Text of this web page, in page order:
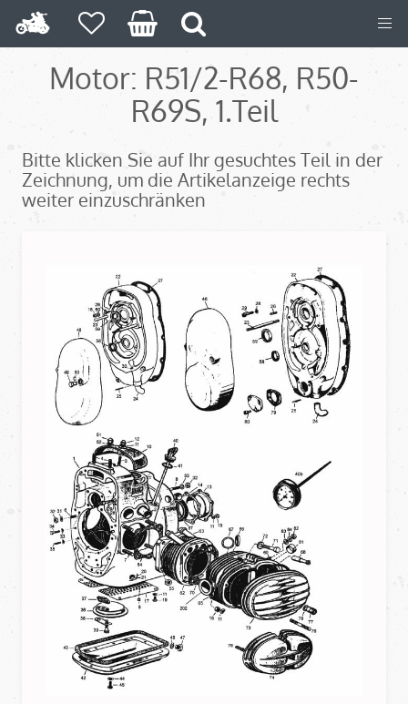
Motor: R51/2-R68, R50-
R69S, 1.Teil
Bitte klicken Sie auf Ihr gesuchtes Teil in der
Zeichnung, um die Artikelanzeige rechts
weiter einzuschränken